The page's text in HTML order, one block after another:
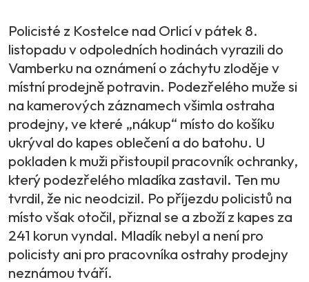
Policisté z Kostelce nad Orlicí v pátek 8.
listopadu v odpoledních hodinách vyrazili do
Vamberku na oznámení o záchytu zloděje v
místní prodejně potravin. Podezřelého muže si
na kamerových záznamech všimla ostraha
prodejny, ve které „nákup“ místo do košíku
ukrýval do kapes oblečení a do batohu. U
pokladen k muži přistoupil pracovník ochranky,
který podezřelého mladíka zastavil. Ten mu
tvrdil, že nic neodcizil. Po příjezdu policistů na
místo však otočil, přiznal se a zboží z kapes za
241 korun vyndal. Mladík nebyl a není pro
policisty ani pro pracovníka ostrahy prodejny
neznámou tváří.